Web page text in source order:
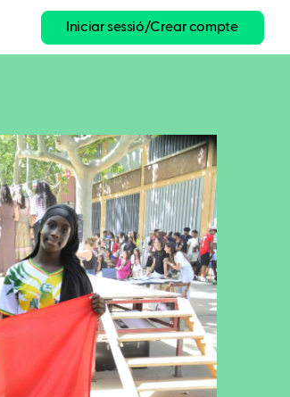
Iniciar sessió/Crear compte